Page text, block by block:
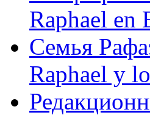
Raphael en
Семья
Raphael y